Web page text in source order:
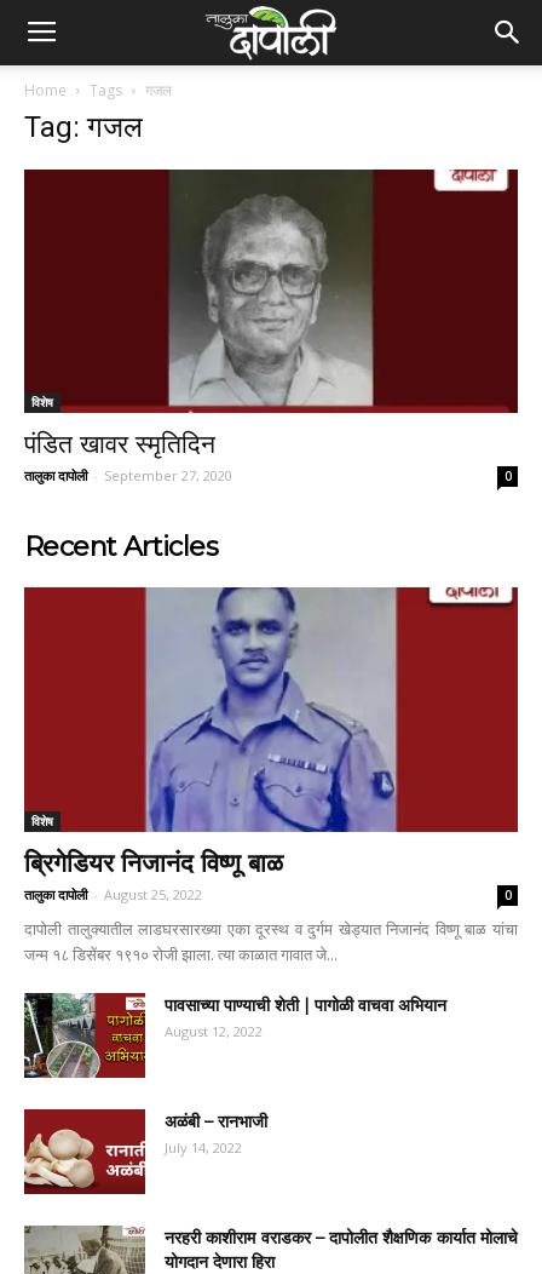
Home Tags गजल
Tag: गजल
विशेष
पंडित खावर स्मृतिदिन
तालुका दापोली - September 27, 2020 0
Recent Articles
विशेष
ब्रिगेडियर निजानंद विष्णू बाळ
तालुका दापोली - August 25, 2022 0
दापोली तालुक्यातील लाडघरसारख्या एका दूरस्थ व दुर्गम खेड्यात निजानंद विष्णू बाळ यांचा
जन्म १८ डिसेंबर १९१० रोजी झाला. त्या काळात गावात जे...
पावसाच्या पाण्याची शेती | पागोळी वाचवा अभियान
August 12, 2022
अळंबी – रानभाजी
July 14, 2022
नरहरी काशीराम वराडकर – दापोलीत शैक्षणिक कार्यात मोलाचे
योगदान देणारा हिरा